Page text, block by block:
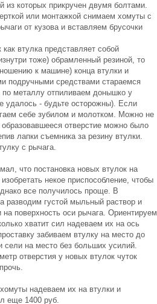
которых прикручен двумя болтами.
или монтажкой снимаем хомуты с
от кузова и вставляем брусочки
втулка представляет собой
тоже) обрамленный резиной, то
к машине) конца втулки и
подручными средствами стараемся
по металлу отпиливаем донышко у
удалось - будьте осторожны). Если
себе зубилом и молотком. Можно не
отверстие можно было
лапки съемника за резину втулки.
с рычага.
что постановка новых втулок на
некое приспособление, чтобы
все получилось проще. В
густой мыльный раствор и
на поверхность оси рычага. Ориентируем
хватит сил надеваем их на ось
забиваем втулку на место до
сели на место без больших усилий.
отверстия у новых втулок чуток
надеваем их на втулки и
еще 1400 руб.